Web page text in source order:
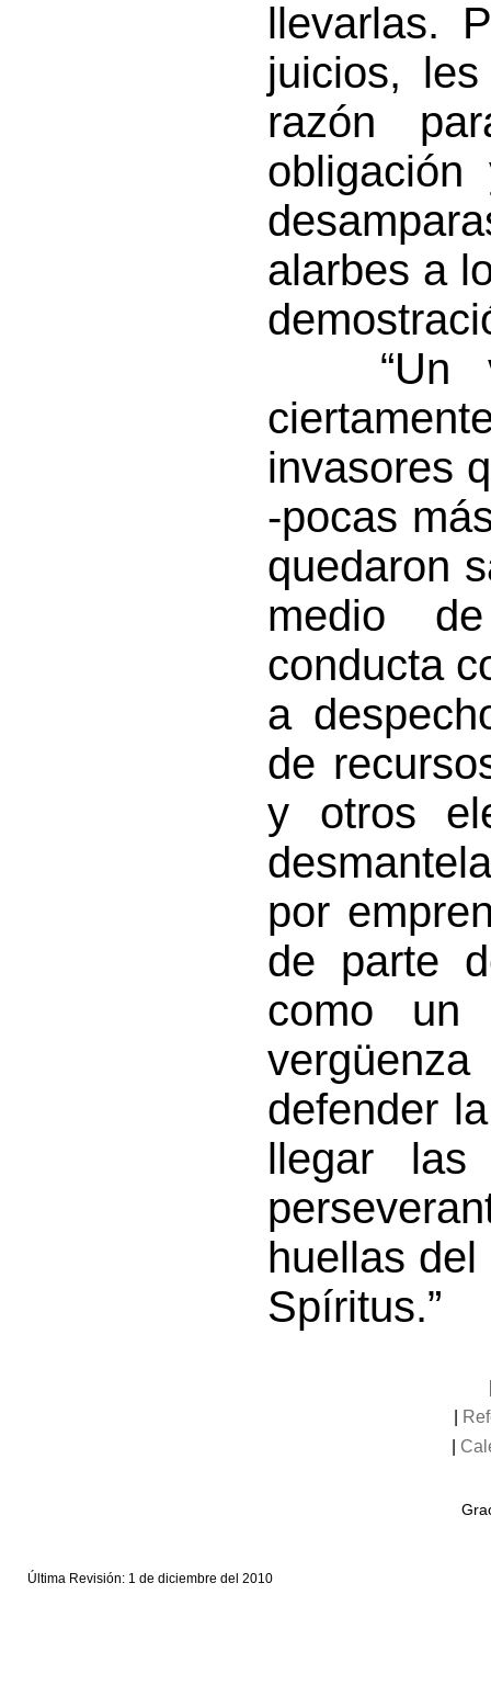
llevarlas.
juicios,
razón
alarbes a
“Un
invasores
-pocas
quedaron
medio
conducta
a
de
y otros
por
de parte
como un
defender
llegar
huellas
Spíritus.”
Última Revisión: 1 de diciembre del 2010